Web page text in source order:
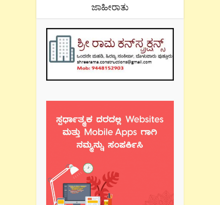
ಜಾಹೀರಾತು